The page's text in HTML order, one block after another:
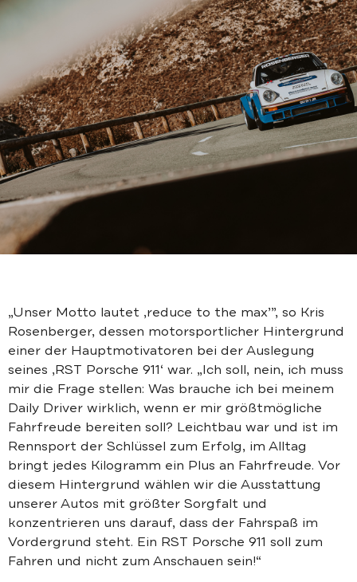
„Unser Motto lautet ‚reduce to the max’”, so Kris
Rosenberger, dessen motorsportlicher Hintergrund
einer der Hauptmotivatoren bei der Auslegung
seines ‚RST Porsche 911‘ war. „Ich soll, nein, ich muss
mir die Frage stellen: Was brauche ich bei meinem
Daily Driver wirklich, wenn er mir größtmögliche
Fahrfreude bereiten soll? Leichtbau war und ist im
Rennsport der Schlüssel zum Erfolg, im Alltag
bringt jedes Kilogramm ein Plus an Fahrfreude. Vor
diesem Hintergrund wählen wir die Ausstattung
unserer Autos mit größter Sorgfalt und
konzentrieren uns darauf, dass der Fahrspaß im
Vordergrund steht. Ein RST Porsche 911 soll zum
Fahren und nicht zum Anschauen sein!“